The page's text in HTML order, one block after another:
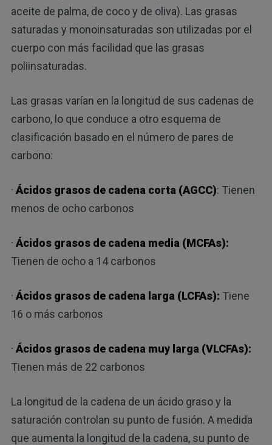
aceite de palma, de coco y de oliva). Las grasas
saturadas y monoinsaturadas son utilizadas por el
cuerpo con más facilidad que las grasas
poliinsaturadas.
Las grasas varían en la longitud de sus cadenas de
carbono, lo que conduce a otro esquema de
clasificación basado en el número de pares de
carbono:
· Ácidos grasos de cadena corta (AGCC): Tienen
menos de ocho carbonos
· Ácidos grasos de cadena media (MCFAs):
Tienen de ocho a 14 carbonos
· Ácidos grasos de cadena larga (LCFAs): Tiene
16 o más carbonos
· Ácidos grasos de cadena muy larga (VLCFAs):
Tienen más de 22 carbonos
La longitud de la cadena de un ácido graso y la
saturación controlan su punto de fusión. A medida
que aumenta la longitud de la cadena, su punto de